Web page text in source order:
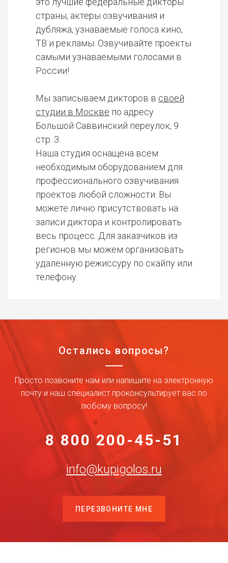
страны, актеры озвучивания и
дубляжа, узнаваемые голоса кино,
ТВ и рекламы. Озвучивайте проекты
самыми узнаваемыми голосами в
России!
Мы записываем дикторов в своей
студии в Москве по адресу
Большой Саввинский переулок, 9
стр. 3.
Наша студия оснащена всем
необходимым оборудованием для
профессионального озвучивания
проектов любой сложности. Вы
можете лично присутствовать на
записи диктора и контролировать
весь процесс. Для заказчиков из
регионов мы можем организовать
удаленную режиссуру по скайпу или
телефону.
Остались вопросы?
Просто позвоните нам или напишите на электронную
почту и наш специалист проконсультирует вас по
любому вопросу!
8 800 200-45-51
info@kupigolos.ru
ПЕРЕЗВОНИТЕ МНЕ